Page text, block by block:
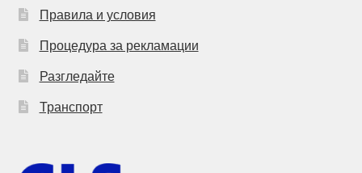
Правила и условия
Процедура за рекламации
Разгледайте
Транспорт